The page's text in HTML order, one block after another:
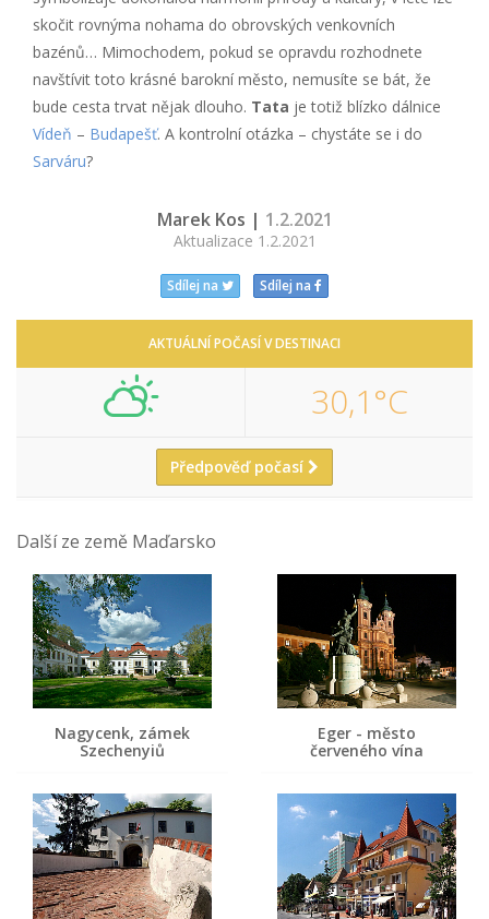
skočit rovnýma nohama do obrovských venkovních
bazénů… Mimochodem, pokud se opravdu rozhodnete
navštívit toto krásné barokní město, nemusíte se bát, že
bude cesta trvat nějak dlouho. Tata je totiž blízko dálnice
Vídeň – Budapešť. A kontrolní otázka – chystáte se i do
Sarváru?
Marek Kos | 1.2.2021
Aktualizace 1.2.2021
Sdílej na Sdílej na
AKTUÁLNÍ POČASÍ V DESTINACI
30,1°C
Předpověď počasí
Další ze země Maďarsko
Nagycenk, zámek
Szechenyiů
Eger - město
červeného vína